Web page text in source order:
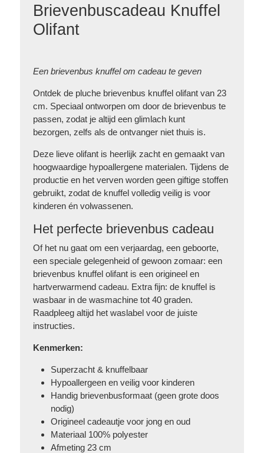
Brievenbuscadeau Knuffel
Olifant
Een brievenbus knuffel om cadeau te geven
Ontdek de pluche brievenbus knuffel olifant van 23
cm. Speciaal ontworpen om door de brievenbus te
passen, zodat je altijd een glimlach kunt
bezorgen, zelfs als de ontvanger niet thuis is.
Deze lieve olifant is heerlijk zacht en gemaakt van
hoogwaardige hypoallergene materialen. Tijdens de
productie en het verven worden geen giftige stoffen
gebruikt, zodat de knuffel volledig veilig is voor
kinderen én volwassenen.
Het perfecte brievenbus cadeau
Of het nu gaat om een verjaardag, een geboorte,
een speciale gelegenheid of gewoon zomaar: een
brievenbus knuffel olifant is een origineel en
hartverwarmend cadeau. Extra fijn: de knuffel is
wasbaar in de wasmachine tot 40 graden.
Raadpleeg altijd het waslabel voor de juiste
instructies.
Kenmerken:
Superzacht & knuffelbaar
Hypoallergeen en veilig voor kinderen
Handig brievenbusformaat (geen grote doos
nodig)
Origineel cadeautje voor jong en oud
Materiaal 100% polyester
Afmeting 23 cm